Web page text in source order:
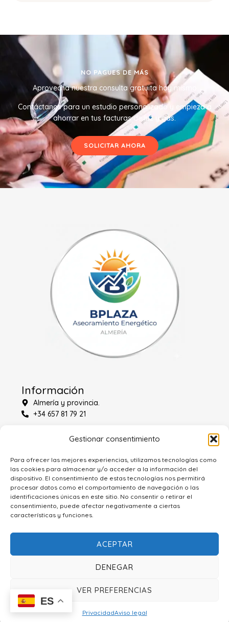
Gestionar consentimiento
Para ofrecer las mejores experiencias, utilizamos tecnologías como
las cookies para almacenar y/o acceder a la información del
dispositivo. El consentimiento de estas tecnologías nos permitirá
procesar datos como el comportamiento de navegación o las
identificaciones únicas en este sitio. No consentir o retirar el
consentimiento, puede afectar negativamente a ciertas
características y funciones.
ACEPTAR
DENEGAR
VER PREFERENCIAS
PrivacidadAviso legal
NO PAGUES DE MÁS
Aprovecha nuestra consulta gratuita hoy mismo
Contáctanos para un estudio personalizado y empieza a
ahorrar en tus facturas de luz y gas.
SOLICITAR AHORA
Información
Almería y provincia.
+34 657 81 79 21
Bplaza 2026. Todos los derechos reservados.
Diseño realizado por Wilapp.
ES